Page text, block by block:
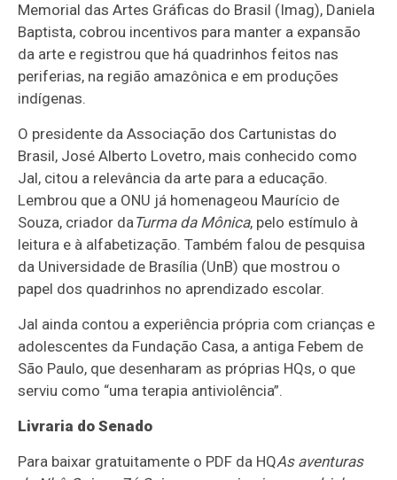
Memorial das Artes Gráficas do Brasil (Imag), Daniela
Baptista, cobrou incentivos para manter a expansão
da arte e registrou que há quadrinhos feitos nas
periferias, na região amazônica e em produções
indígenas.
O presidente da Associação dos Cartunistas do
Brasil, José Alberto Lovetro, mais conhecido como
Jal, citou a relevância da arte para a educação.
Lembrou que a ONU já homenageou Maurício de
Souza, criador daTurma da Mônica, pelo estímulo à
leitura e à alfabetização. Também falou de pesquisa
da Universidade de Brasília (UnB) que mostrou o
papel dos quadrinhos no aprendizado escolar.
Jal ainda contou a experiência própria com crianças e
adolescentes da Fundação Casa, a antiga Febem de
São Paulo, que desenharam as próprias HQs, o que
serviu como “uma terapia antiviolência”.
Livraria do Senado
Para baixar gratuitamente o PDF da HQAs aventuras